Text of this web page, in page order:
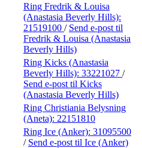
Ring Fredrik & Louisa
(Anastasia Beverly Hills):
21519100 / Send e-post til
Fredrik & Louisa (Anastasia
Beverly Hills)
Ring Kicks (Anastasia
Beverly Hills): 33221027 /
Send e-post til Kicks
(Anastasia Beverly Hills)
Ring Christiania Belysning
(Aneta): 22151810
Ring Ice (Anker): 31095500
/ Send e-post til Ice (Anker)